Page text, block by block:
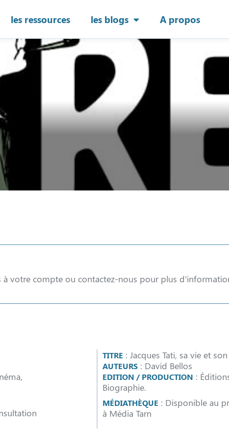
les ressources les blogs A propos
à votre compte ou contactez-nous pour plus
TITRE : Jacques Tati, sa vie et
AUTEURS : David Bellos
EDITION / PRODUCTION :
Biographie.
MÉDIATHÈQUE : Disponible au
à Média Tarn